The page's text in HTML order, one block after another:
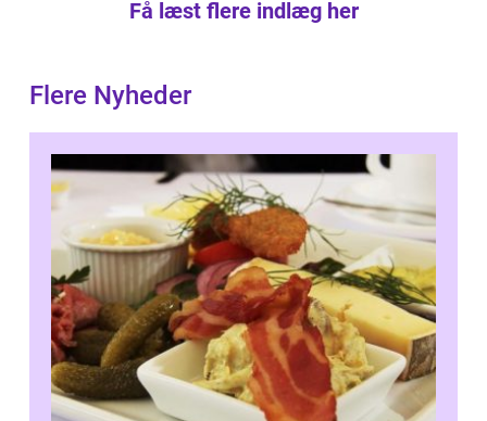
Få læst flere indlæg her
Flere Nyheder